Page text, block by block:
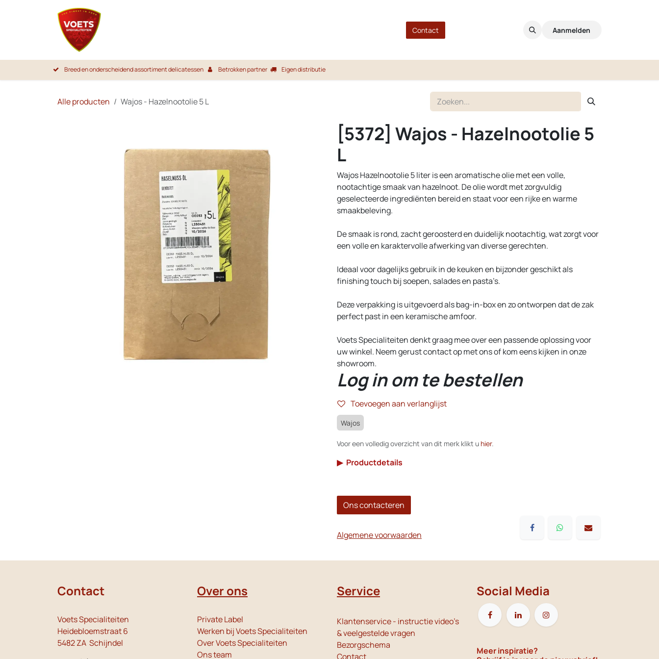
Overslaan naar inhoud
Contact Aanmelden
Breed en onderscheidend assortiment delicatessen Betrokken partner Eigen distributie
Alle producten Wajos - Hazelnootolie 5 L
[5372] Wajos - Hazelnootolie 5
L
Wajos Hazelnootolie 5 liter is een aromatische olie met een volle,
nootachtige smaak van hazelnoot. De olie wordt met zorgvuldig
geselecteerde ingrediënten bereid en staat voor een rijke en warme
smaakbeleving.
De smaak is rond, zacht geroosterd en duidelijk nootachtig, wat zorgt voor
een volle en karaktervolle afwerking van diverse gerechten.
Ideaal voor dagelijks gebruik in de keuken en bijzonder geschikt als
finishing touch bij soepen, salades en pasta’s.
Deze verpakking is uitgevoerd als bag-in-box en zo ontworpen dat de zak
perfect past in een keramische amfoor.
Voets Specialiteiten denkt graag mee over een passende oplossing voor
uw winkel. Neem gerust contact op met ons of kom eens kijken in onze
showroom.
Log in om te bestellen
Toevoegen aan verlanglijst
Wajos
Voor een volledig overzicht van dit merk klikt u hier.
▶ Productdetails
Ons contacteren
Algemene voorwaarden
Contact
Voets Specialiteiten
Heidebloemstraat 6
5482 ZA Schijndel
Over ons
Private Label
Werken bij Voets Specialiteiten
Over Voets Specialiteiten
Ons team
Service
Klantenservice - instructie video's
& veelgestelde vragen
Bezorgschema
Contact
Social Media
Meer inspiratie?